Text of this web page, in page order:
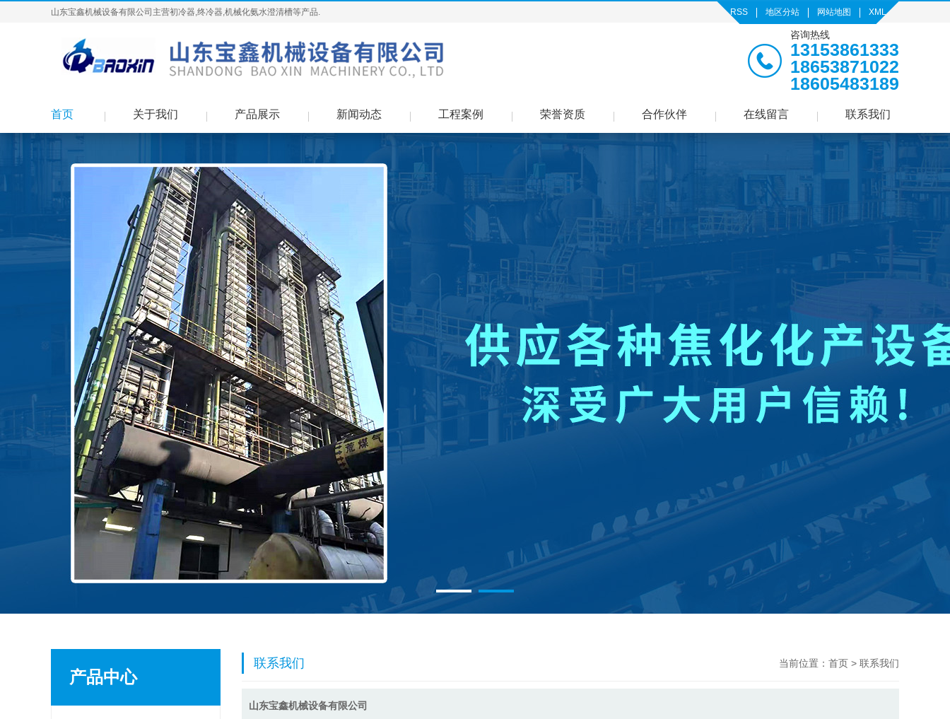
山东宝鑫机械设备有限公司主营初冷器,终冷器,机械化氨水澄清槽等产品. RSS 地区分站 网站地图 XML
咨询热线
13153861333
18653871022
18605483189
首页 关于我们 产品展示 新闻动态 工程案例 荣誉资质 合作伙伴 在线留言 联系我们
产品中心
当前位置： 首页 > 联系我们
联系我们
山东宝鑫机械设备有限公司